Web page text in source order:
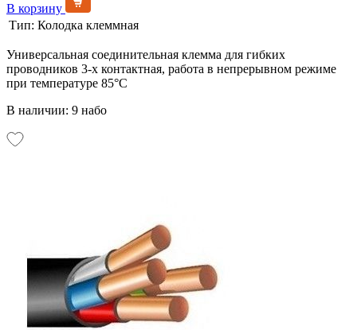
В корзину
Тип: Колодка клеммная
Универсальная соединительная клемма для гибких
проводников 3-х контактная, работа в непрерывном режиме
при температуре 85°C
В наличии: 9 набо